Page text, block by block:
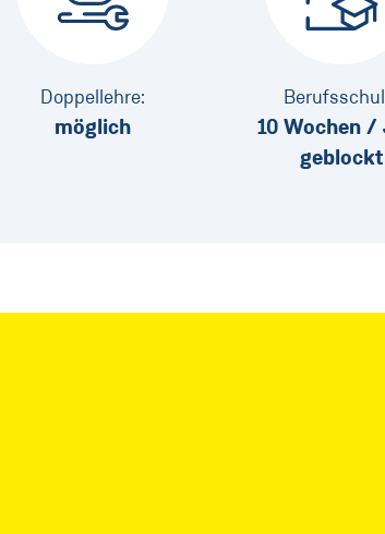
Doppellehre:
möglich
10 Wochen /
geblockt